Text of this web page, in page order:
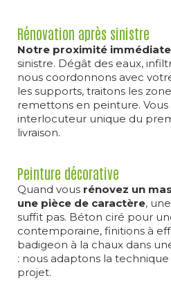
Rénovation après sinistre
Notre proximité immédiate
sinistre. Dégât des eaux,
nous coordonnons avec
les supports, traitons les
remettons en peinture. Vous
interlocuteur unique du
livraison.
Peinture décorative
Quand vous rénovez un
une pièce de caractère,
suffit pas. Béton ciré pour
contemporaine, finitions à
badigeon à la chaux dans
: nous adaptons la
projet.